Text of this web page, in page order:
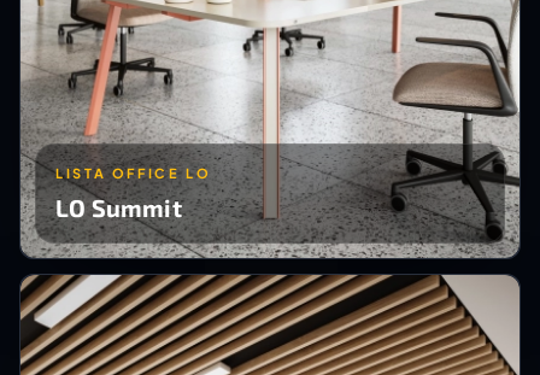
LISTA OFFICE LO
LO Summit